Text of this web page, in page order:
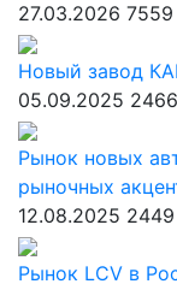
27.03.2026 7559
Новый завод
05.09.2025 2466
Рынок новых
рыночных
12.08.2025 2449
Рынок LCV в